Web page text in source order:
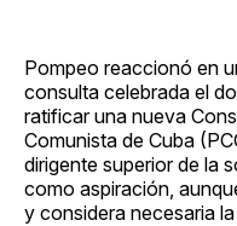
Pompeo reaccionó en
consulta celebrada el
ratificar una nueva
Comunista de Cuba
dirigente superior de la
como aspiración,
y considera necesaria